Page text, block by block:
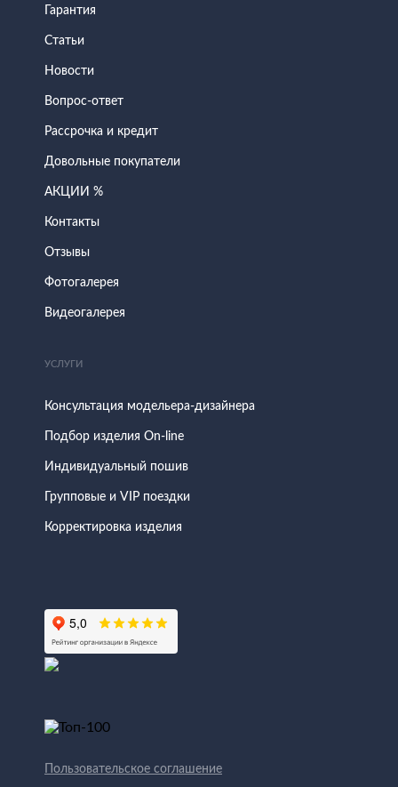
Гарантия
Статьи
Новости
Вопрос-ответ
Рассрочка и кредит
Довольные покупатели
АКЦИИ %
Контакты
Отзывы
Фотогалерея
Видеогалерея
УСЛУГИ
Консультация модельера-дизайнера
Подбор изделия On-line
Индивидуальный пошив
Групповые и VIP поездки
Корректировка изделия
Пользовательское соглашение